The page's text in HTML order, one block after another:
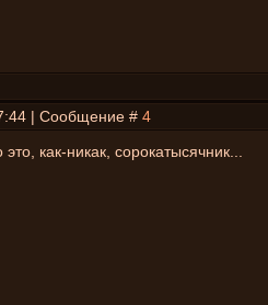
| Сообщение # 4
как-никак, сорокатысячник...